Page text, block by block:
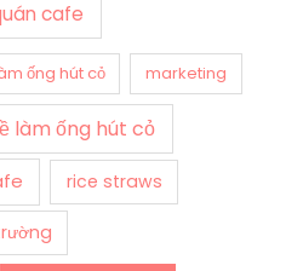
cafe
ống hút cỏ marketing
làm ống hút cỏ
rice straws